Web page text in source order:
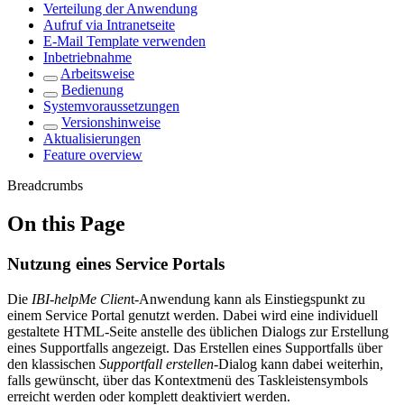
Verteilung der Anwendung
Aufruf via Intranetseite
E-Mail Template verwenden
Inbetriebnahme
Arbeitsweise
Bedienung
Systemvoraussetzungen
Versionshinweise
Aktualisierungen
Feature overview
Breadcrumbs
On this Page
Nutzung eines Service Portals
Die IBI-helpMe Client-Anwendung kann als Einstiegspunkt zu
einem Service Portal genutzt werden. Dabei wird eine individuell
gestaltete HTML-Seite anstelle des üblichen Dialogs zur Erstellung
eines Supportfalls angezeigt. Das Erstellen eines Supportfalls über
den klassischen Supportfall erstellen-Dialog kann dabei weiterhin,
falls gewünscht, über das Kontextmenü des Taskleistensymbols
erreicht werden oder komplett deaktiviert werden.